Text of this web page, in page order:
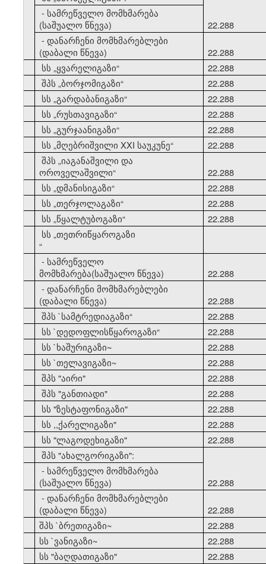
- სამრეწველო მომხმარება
(საშუალო წნევა)
22.288
- დანარჩენი მომხმარებლები
(დაბალი წნევა)
22.288
სს„ყვარელიგაზი“
22.288
შპს„ბორჯომიგაზი“
22.288
სს„გარდაბანიგაზი“
22.288
სს„რუსთავიგაზი“
22.288
სს„გურჯაანიგაზი“
22.288
სს„მღებრიშვილი XXI საუკუნე“ 22.288
შპს„იაგანაშვილი და
ოროველაშვილი“
22.288
სს„დმანისიგაზი“
22.288
სს„თერჯოლაგაზი“
22.288
სს„წყალტუბოგაზი“ 22.288
სს„თეთრიწყაროგაზი
“
- სამრეწველო
მომხმარება(საშუალო წნევა)
22.288
- დანარჩენი მომხმარებლები
(დაბალი წნევა)
22.288
შპს `სამტრედიაგაზი“
22.288
სს `დედოფლისწყაროგაზი“
22.288
სს `ხაშურიგაზი~
22.288
სს `თელავიგაზი~
22.288
შპს "აირი"
22.288
შპს "განთიადი"
22.288
სს "ზესტაფონიგაზი"
22.288
სს ,,ქარელიგაზი"
22.288
სს "ლაგოდეხიგაზი"
22.288
შპს "ახალგორიგაზი":
- სამრეწველო მომხმარება
(საშუალო წნევა)
22.288
- დანარჩენი მომხმარებლები
(დაბალი წნევა)
22.288
შპს `ბრეთიგაზი~
22.288
სს `ვანიგაზი~
22.288
სს "ბაღდათიგაზი"
22.288